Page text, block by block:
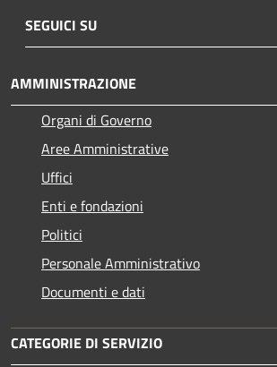
SEGUICI SU
AMMINISTRAZIONE
Organi di Governo
Aree Amministrative
Uffici
Enti e fondazioni
Politici
Personale Amministrativo
Documenti e dati
CATEGORIE DI SERVIZIO